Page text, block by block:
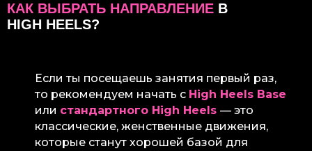
КАК ВЫБРАТЬ НАПРАВЛЕНИЕ В
HIGH HEELS?
Если ты посещаешь занятия первый раз,
то рекомендуем начать с High Heels Base
или стандартного High Heels — это
классические, женственные движения,
которые станут хорошей базой для